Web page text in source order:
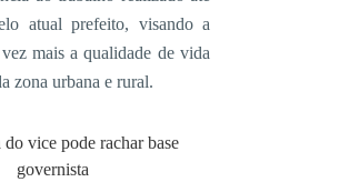
atual prefeito, visando a
mais a qualidade de vida
zona urbana e rural.